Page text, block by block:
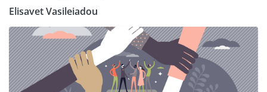
Elisavet Vasileiadou